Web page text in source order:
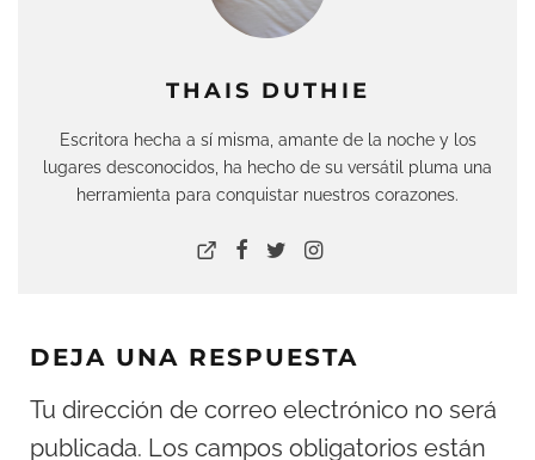
THAIS DUTHIE
Escritora hecha a sí misma, amante de la noche y los
lugares desconocidos, ha hecho de su versátil pluma una
herramienta para conquistar nuestros corazones.
DEJA UNA RESPUESTA
Tu dirección de correo electrónico no será
publicada. Los campos obligatorios están